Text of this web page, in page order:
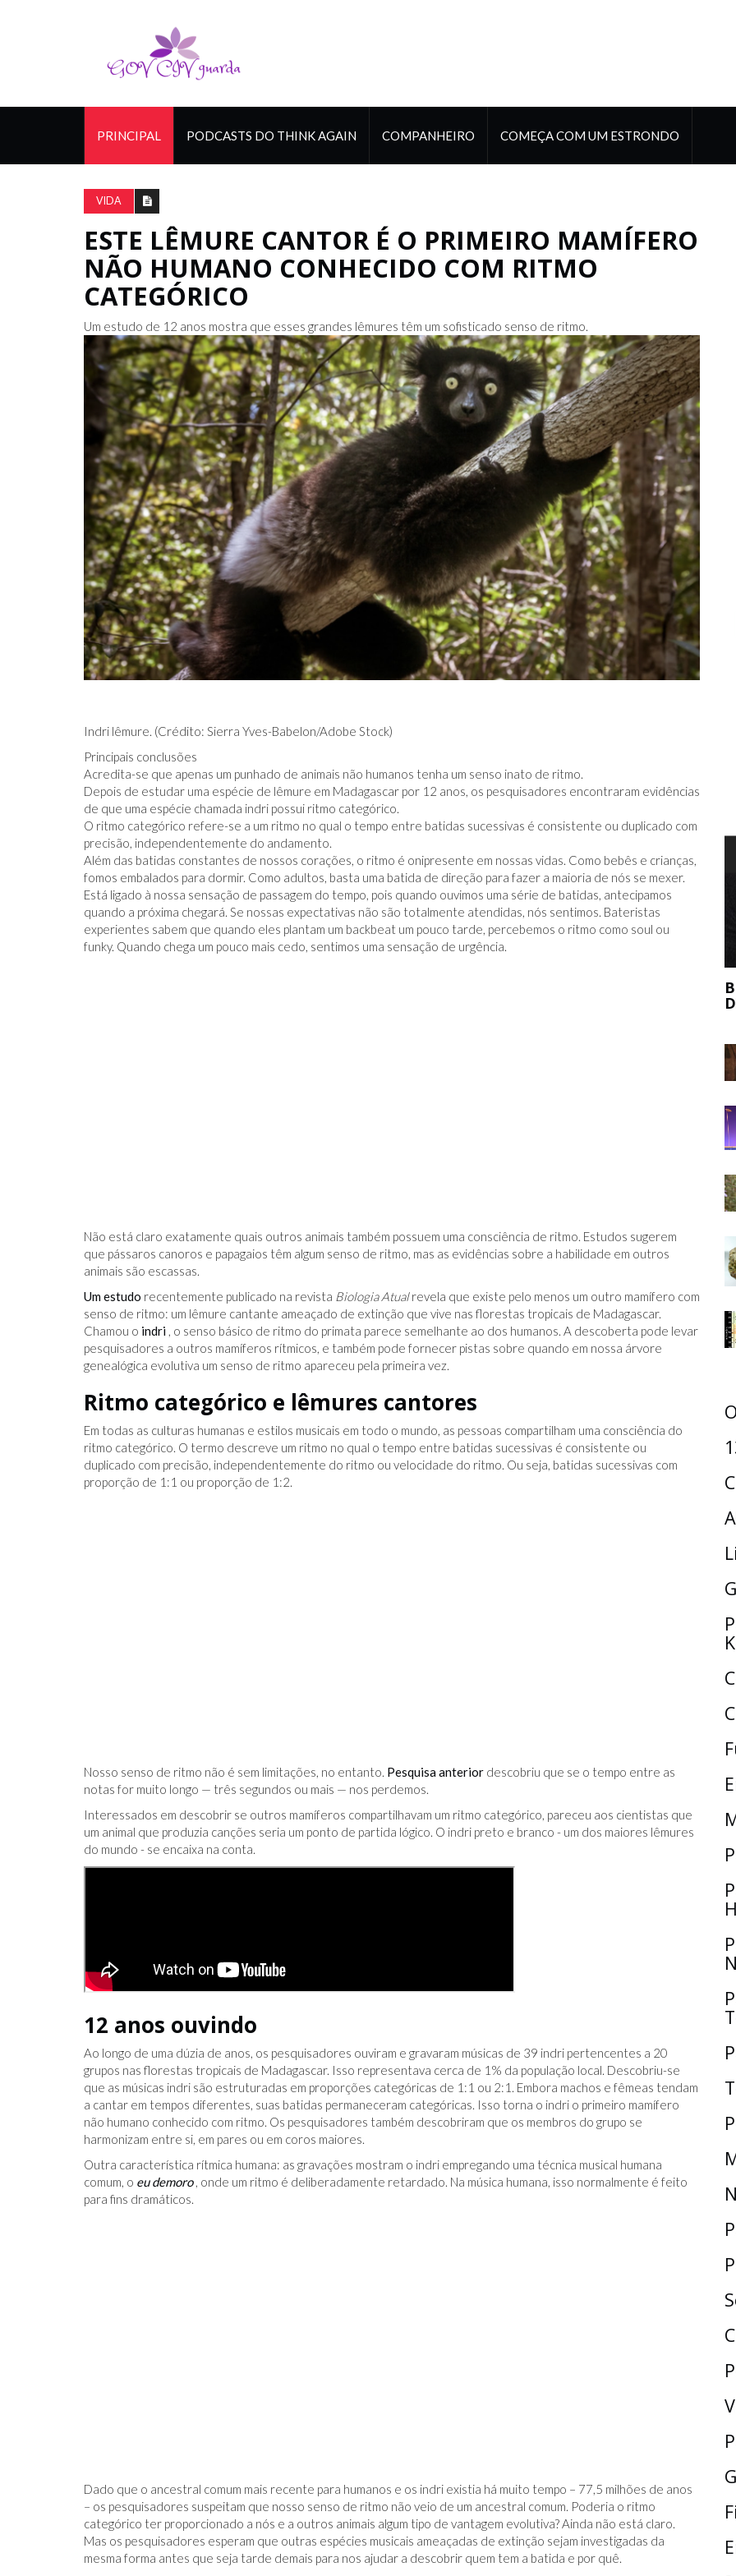
PRINCIPAL PODCASTS DO THINK AGAIN COMPANHEIRO COMEÇA COM UM ESTRONDO
VIDA
ESTE LÊMURE CANTOR É O PRIMEIRO MAMÍFERO
NÃO HUMANO CONHECIDO COM RITMO
CATEGÓRICO
Um estudo de 12 anos mostra que esses grandes lêmures têm um sofisticado senso de ritmo.
Indri lêmure. (Crédito: Sierra Yves-Babelon/Adobe Stock)
Principais conclusões
Acredita-se que apenas um punhado de animais não humanos tenha um senso inato de ritmo.
Depois de estudar uma espécie de lêmure em Madagascar por 12 anos, os pesquisadores encontraram evidências
de que uma espécie chamada indri possui ritmo categórico.
O ritmo categórico refere-se a um ritmo no qual o tempo entre batidas sucessivas é consistente ou duplicado com
precisão, independentemente do andamento.
Além das batidas constantes de nossos corações, o ritmo é onipresente em nossas vidas. Como bebês e crianças,
fomos embalados para dormir. Como adultos, basta uma batida de direção para fazer a maioria de nós se mexer.
Está ligado à nossa sensação de passagem do tempo, pois quando ouvimos uma série de batidas, antecipamos
quando a próxima chegará. Se nossas expectativas não são totalmente atendidas, nós sentimos. Bateristas
experientes sabem que quando eles plantam um backbeat um pouco tarde, percebemos o ritmo como soul ou
funky. Quando chega um pouco mais cedo, sentimos uma sensação de urgência.
Não está claro exatamente quais outros animais também possuem uma consciência de ritmo. Estudos sugerem
que pássaros canoros e papagaios têm algum senso de ritmo, mas as evidências sobre a habilidade em outros
animais são escassas.
Um estudo recentemente publicado na revista Biologia Atualrevela que existe pelo menos um outro mamífero com
senso de ritmo: um lêmure cantante ameaçado de extinção que vive nas florestas tropicais de Madagascar.
Chamou o indri , o senso básico de ritmo do primata parece semelhante ao dos humanos. A descoberta pode levar
pesquisadores a outros mamíferos rítmicos, e também pode fornecer pistas sobre quando em nossa árvore
genealógica evolutiva um senso de ritmo apareceu pela primeira vez.
Ritmo categórico e lêmures cantores
Em todas as culturas humanas e estilos musicais em todo o mundo, as pessoas compartilham uma consciência do
ritmo categórico. O termo descreve um ritmo no qual o tempo entre batidas sucessivas é consistente ou
duplicado com precisão, independentemente do ritmo ou velocidade do ritmo. Ou seja, batidas sucessivas com
proporção de 1:1 ou proporção de 1:2.
Nosso senso de ritmo não é sem limitações, no entanto. Pesquisa anterior descobriu que se o tempo entre as
notas for muito longo — três segundos ou mais — nos perdemos.
Interessados ​​em descobrir se outros mamíferos compartilhavam um ritmo categórico, pareceu aos cientistas que
um animal que produzia canções seria um ponto de partida lógico. O indri preto e branco - um dos maiores lêmures
do mundo - se encaixa na conta.
12 anos ouvindo
Ao longo de uma dúzia de anos, os pesquisadores ouviram e gravaram músicas de 39 indri pertencentes a 20
grupos nas florestas tropicais de Madagascar. Isso representava cerca de 1% da população local. Descobriu-se
que as músicas indri são estruturadas em proporções categóricas de 1:1 ou 2:1. Embora machos e fêmeas tendam
a cantar em tempos diferentes, suas batidas permaneceram categóricas. Isso torna o indri o primeiro mamífero
não humano conhecido com ritmo. Os pesquisadores também descobriram que os membros do grupo se
harmonizam entre si, em pares ou em coros maiores.
Outra característica rítmica humana: as gravações mostram o indri empregando uma técnica musical humana
comum, o eu demoro , onde um ritmo é deliberadamente retardado. Na música humana, isso normalmente é feito
para fins dramáticos.
Dado que o ancestral comum mais recente para humanos e os indri existia há muito tempo – 77,5 milhões de anos
– os pesquisadores suspeitam que nosso senso de ritmo não veio de um ancestral comum. Poderia o ritmo
categórico ter proporcionado a nós e a outros animais algum tipo de vantagem evolutiva? Ainda não está claro.
Mas os pesquisadores esperam que outras espécies musicais ameaçadas de extinção sejam investigadas da
mesma forma antes que seja tarde demais para nos ajudar a descobrir quem tem a batida e por quê.
NO FACEBOOK
- PARA
O TRUQUE ANTICÂNCER DOS
ELEFANTES É DESCOBERTO